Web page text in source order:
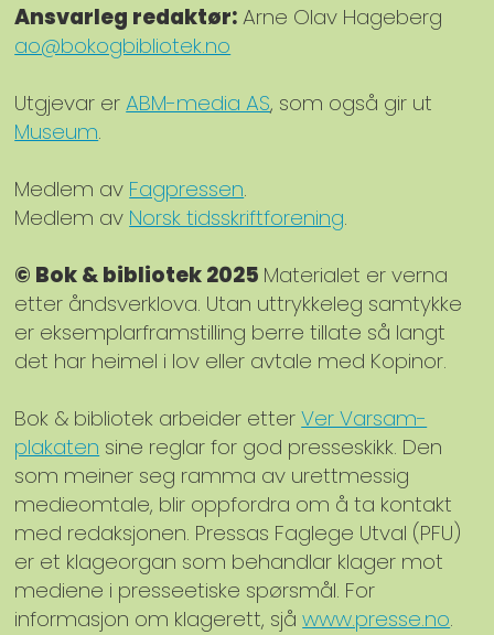
Ansvarleg redaktør:Arne Olav Hageberg
ao@bokogbibliotek.no
Utgjevar erABM-media AS, som også gir ut
Museum.
Medlem av Fagpressen.
Medlem av Norsk tidsskriftforening.
© Bok & bibliotek 2025 Materialet er verna
etter åndsverklova. Utan uttrykkeleg samtykke
er eksemplarframstilling berre tillate så langt
det har heimel i lov eller avtale med Kopinor.
Bok & bibliotek arbeider etterVer Varsam-
plakaten sine reglar for god presseskikk. Den
som meiner seg ramma av urettmessig
medieomtale, blir oppfordra om å ta kontakt
med redaksjonen. Pressas Faglege Utval (PFU)
er et klageorgan som behandlar klager mot
mediene i presseetiske spørsmål. For
informasjon om klagerett, sjåwww.presse.no.